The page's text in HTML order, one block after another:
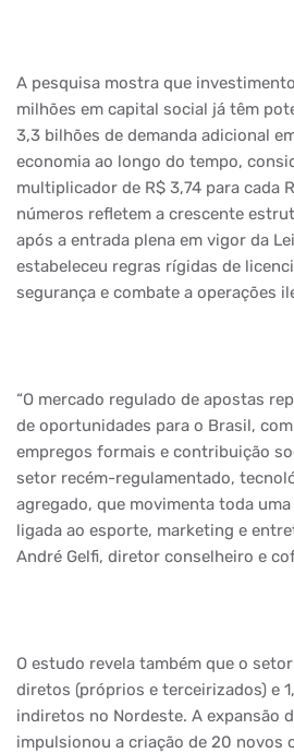
A pesquisa mostra que
milhões em capital social já têm
3,3 bilhões de demanda adicional
economia ao longo do tempo,
multiplicador de R$ 3,74 para cada
números refletem a crescente
após a entrada plena em vigor da
estabeleceu regras rígidas de
segurança e combate a operações
“O mercado regulado de apostas
de oportunidades para o Brasil,
empregos formais e contribuição
setor recém-regulamentado,
agregado, que movimenta toda
ligada ao esporte, marketing e
André Gelfi, diretor conselheiro e
O estudo revela também que o
diretos (próprios e terceirizados) e
indiretos no Nordeste. A expansão
impulsionou a criação de 20 novos